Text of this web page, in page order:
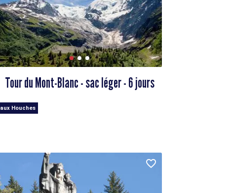
Tour du Mont-Blanc - sac léger - 6 jours
aux Houches